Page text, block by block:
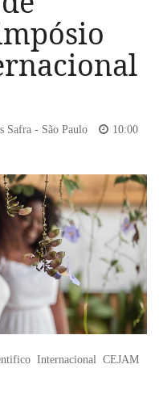
Safra - São Paulo
10:00
Internacional CEJAM